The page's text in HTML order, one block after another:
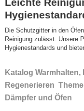
Die Schutzgitter in den
Reinigung zulässt. Unsere
Hygienestandards und
Katalog
Regenerieren
Dämpfer und Öfen